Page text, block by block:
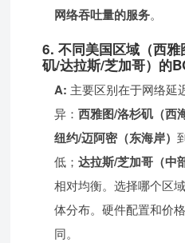
网络吞吐量的服务。
6. 不同美国区域（西
矶/达拉斯/芝加哥）的
A: 主要区别在于网络延
异：西雅图/洛杉矶（西
纽约/迈阿密（东海岸）
低；达拉斯/芝加哥（中
相对均衡。选择哪个区
体分布。硬件配置和价
同。